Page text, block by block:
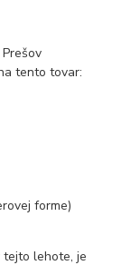
tento tovar:
forme)
tejto lehote, je